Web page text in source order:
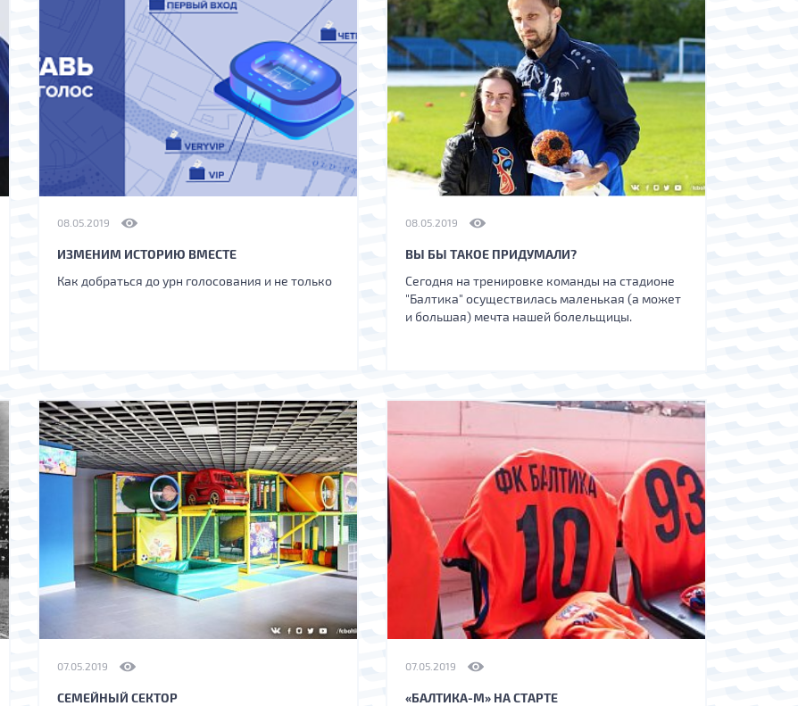
08.05.2019
ИЗМЕНИМ ИСТОРИЮ ВМЕСТЕ
Как добраться до урн голосования и не только
08.05.2019
ВЫ БЫ ТАКОЕ ПРИДУМАЛИ?
Сегодня на тренировке команды на стадионе
"Балтика" осуществилась маленькая (а может
и большая) мечта нашей болельщицы.
07.05.2019
СЕМЕЙНЫЙ СЕКТОР
07.05.2019
«БАЛТИКА-М» НА СТАРТЕ